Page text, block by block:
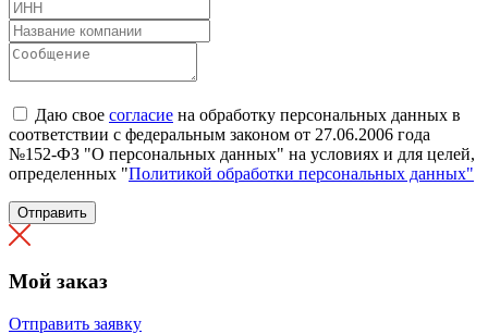
Даю свое согласие на обработку персональных данных в
соответствии с федеральным законом от 27.06.2006 года
№152-ФЗ "О персональных данных" на условиях и для целей,
определенных "Политикой обработки персональных данных"
Отправить
Мой заказ
Отправить заявку